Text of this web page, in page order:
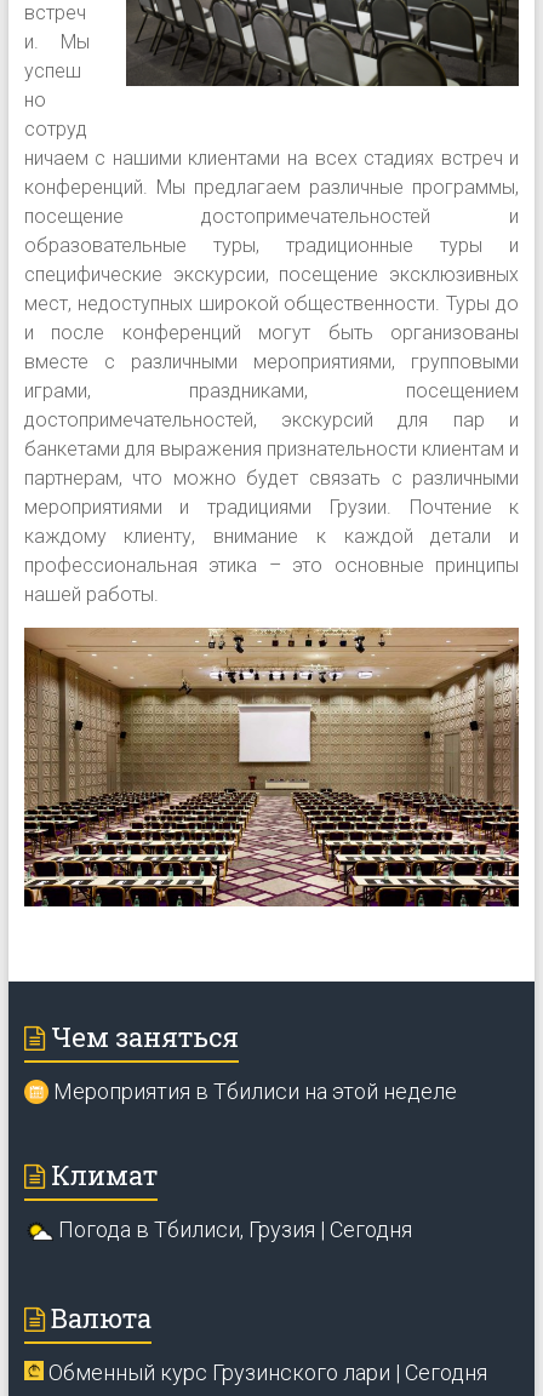
встреч
и. Мы
успеш
но
сотруд
ничаем с нашими клиентами на всех стадиях встреч и
конференций. Мы предлагаем различные программы,
посещение достопримечательностей и
образовательные туры, традиционные туры и
специфические экскурсии, посещение эксклюзивных
мест, недоступных широкой общественности. Туры до
и после конференций могут быть организованы
вместе с различными мероприятиями, групповыми
играми, праздниками, посещением
достопримечательностей, экскурсий для пар и
банкетами для выражения признательности клиентам и
партнерам, что можно будет связать с различными
мероприятиями и традициями Грузии. Почтение к
каждому клиенту, внимание к каждой детали и
профессиональная этика – это основные принципы
нашей работы.
Чем заняться
Мероприятия в Тбилиси на этой неделе
Климат
Погода в Тбилиси, Грузия | Сегодня
Валюта
Обменный курс Грузинского лари | Сегодня